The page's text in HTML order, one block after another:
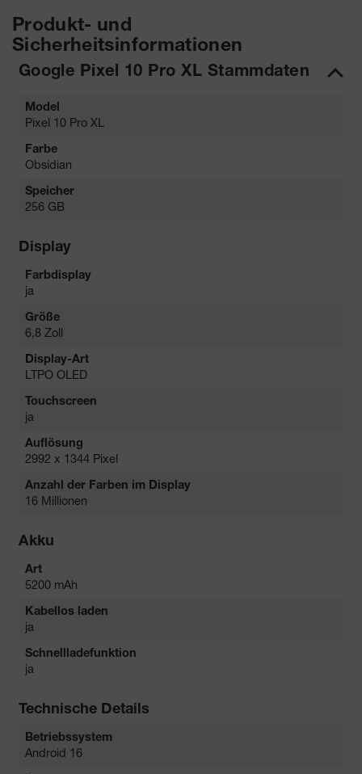
Produkt- und
Sicherheitsinformationen
Google Pixel 10 Pro XL Stammdaten
Model
Pixel 10 Pro XL
Farbe
Obsidian
Speicher
256 GB
Display
Farbdisplay
ja
Größe
6,8 Zoll
Display-Art
LTPO OLED
Touchscreen
ja
Auflösung
2992 x 1344 Pixel
Anzahl der Farben im Display
16 Millionen
Akku
Art
5200 mAh
Kabellos laden
ja
Schnellladefunktion
ja
Technische Details
Betriebssystem
Android 16